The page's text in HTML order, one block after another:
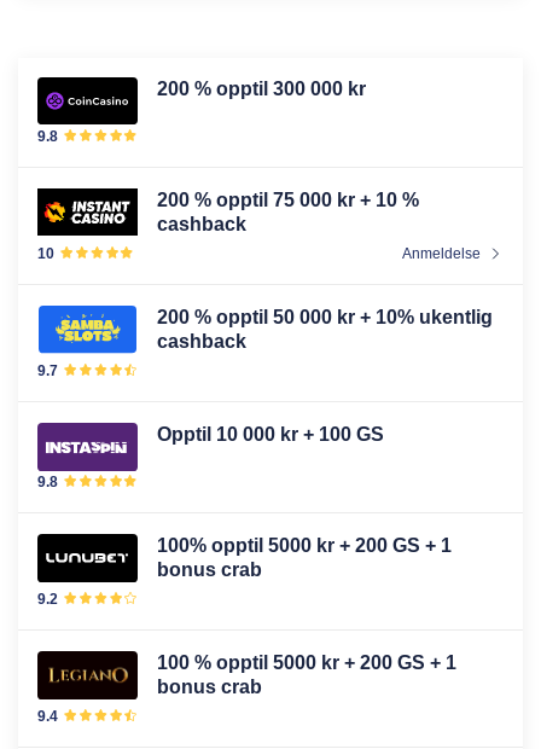
200 % opptil 300 000 kr
9.8
200 % opptil 75 000 kr + 10 %
cashback
10 Anmeldelse
200 % opptil 50 000 kr + 10% ukentlig
cashback
9.7
Opptil 10 000 kr + 100 GS
9.8
100% opptil 5000 kr + 200 GS + 1
bonus crab
9.2
100 % opptil 5000 kr + 200 GS + 1
bonus crab
9.4